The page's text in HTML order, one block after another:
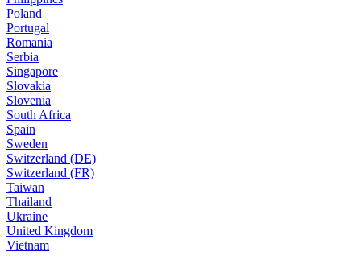
Poland
Portugal
Romania
Serbia
Singapore
Slovakia
Slovenia
South Africa
Spain
Sweden
Switzerland (DE)
Switzerland (FR)
Taiwan
Thailand
Ukraine
United Kingdom
Vietnam